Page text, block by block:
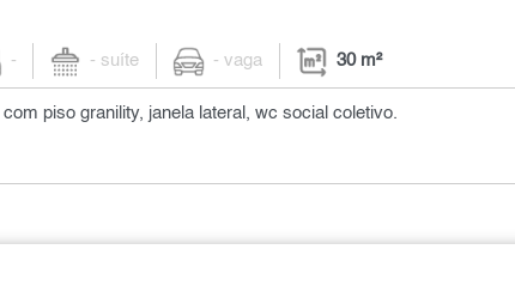
- - suíte - vaga 30 m²
com piso granility, janela lateral, wc social coletivo.